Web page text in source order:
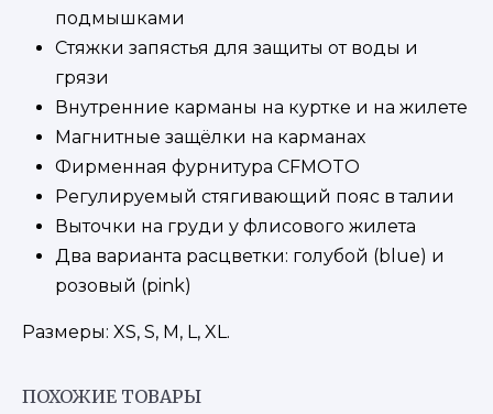
подмышками
Стяжки запястья для защиты от воды и
грязи
Внутренние карманы на куртке и на жилете
Магнитные защёлки на карманах
Фирменная фурнитура CFMOTO
Регулируемый стягивающий пояс в талии
Выточки на груди у флисового жилета
Два варианта расцветки: голубой (blue) и
розовый (pink)
Размеры: XS, S, M, L, XL.
ПОХОЖИЕ ТОВАРЫ